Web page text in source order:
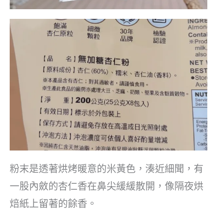
粉末是透著烘烤暖意的米黃色，湊近細聞，有
一股內斂的杏仁香在鼻尖緩緩散開，像隔夜烘
焙紙上留著的餘香。